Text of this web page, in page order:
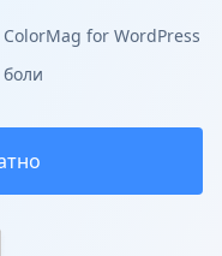
for WordPress